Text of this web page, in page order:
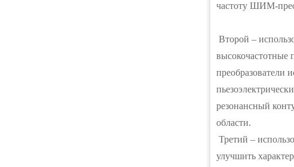
частоту ШИМ-
Второй –
высокочастотные
преобразователи
резонансный
области.
Третий –
улучшить